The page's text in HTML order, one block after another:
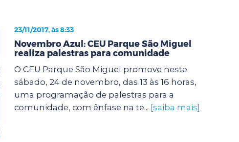
23/11/2017, às 8:33
Novembro Azul: CEU Parque São Miguel
realiza palestras para comunidade
O CEU Parque São Miguel promove neste
sábado, 24 de novembro, das 13 às 16 horas,
uma programação de palestras para a
comunidade, com ênfase na te... [saiba mais]